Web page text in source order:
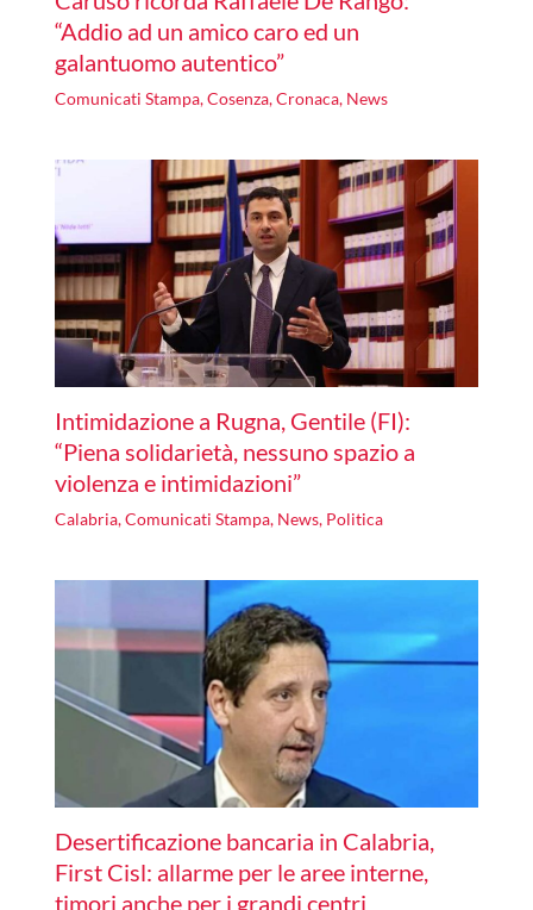
“Addio ad un amico caro ed un
galantuomo autentico”
Comunicati Stampa,Cosenza,Cronaca, News
Intimidazione a Rugna, Gentile (FI):
“Piena solidarietà, nessuno spazio a
violenza e intimidazioni”
Calabria,Comunicati Stampa, News, Politica
Desertificazione bancaria in Calabria,
First Cisl: allarme per le aree interne,
timori anche per i grandi centri